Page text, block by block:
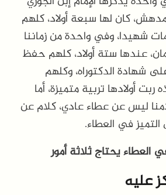
كان لها سبعة أولاد، كلهم
شهيدا، وفي واحدة من زماننا
عندها ستة أولاد، كلهم حفظ
شهادة الدكتوراه، وكلهم
أولادها تربية متميزة، أما
ليس عن عطاء عادي، كلام عن
في العطاء.
العطاء يحتاج ثلاثة أمور